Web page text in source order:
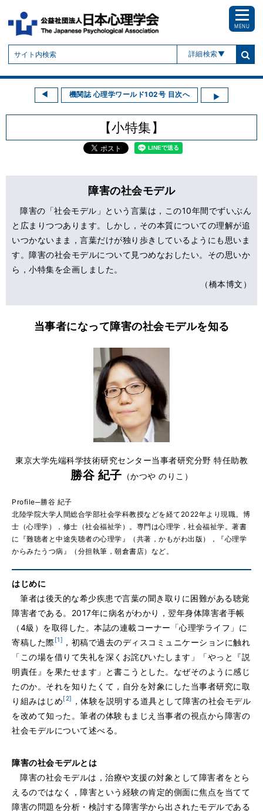
詳細検索
MENU
機関誌 心理学ワールド102号 目次へ
【小特集】
障害の社会モデル
障害の「社会モデル」という言葉は，この10年間でずいぶん
と広まりつつあります。しかし，その本質についての理解が追
いつかないまま，言葉だけが独り歩きしているようにも思いま
す。障害の社会モデルについて見つめなおしたい。その思いか
ら，小特集を企画しました。
（橋本博文）
当事者になって障害の社会モデルを知る
東京大学先端科学技術研究センター当事者研究分野 特任助教
勝谷 紀子 （かつや のりこ）
Profile─勝谷 紀子
北陸学院大学人間総合学部社会学科教授などを経て2022年より現職。博
士（心理学），修士（社会福祉学）。専門は心理学，社会福祉学。著書
に『難聴者と中途失聴者の心理学』（共著，かもがわ出版），『心理学
からみたうつ病』（分担執筆，朝倉書店）など。
はじめに
筆者は後天的な希少疾患で言葉の聞き取りに困難がある聴覚
障害者である。2017年に病名がわかり，翌年身体障害者手帳
（4級）を取得した。本誌の連載コーナー「心理学ライフ」に
寄稿した際 [1]
，初稿で過去のディスコミュニケーションに触れ
「この場を借りて失礼を深くお詫びいたします」「やっと『説
明責任』を果たせます」と書こうとした。なぜそのように感じ
たのか。それを知りたくて，自分を対象にした当事者研究に取
り組みはじめ [2]
，体験を説明する道具として障害の社会モデル
を改めて知った。筆者の体験もまじえ当事者の視点から障害の
社会モデルについて述べる。
障害の社会モデルとは
障害の社会モデルは，治療や支援の対象として障害者をとら
えるのではなく，障害という経験の肯定的側面に焦点を当てて
障害の問題を分析・検討する障害学から出されたモデルである